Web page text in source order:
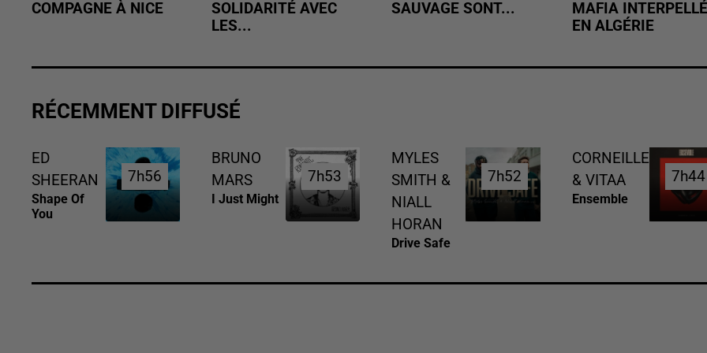
COMPAGNE À NICE
SOLIDARITÉ AVEC
LES...
SAUVAGE SONT...
MAFIA INTERPELLÉ
EN ALGÉRIE
RÉCEMMENT DIFFUSÉ
ED
SHEERAN
Shape Of
You
7h56
7h56
BRUNO
MARS
I Just Might
7h53
7h53
MYLES
SMITH &
NIALL
HORAN
Drive Safe
7h52
7h52
CORNEILLE
& VITAA
Ensemble
7h44
7h44